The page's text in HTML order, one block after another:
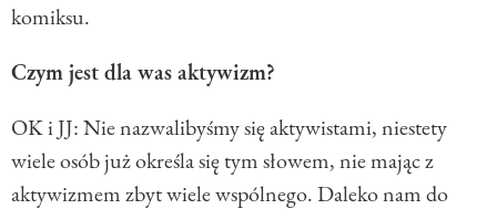
komiksu.
Czym jest dla was aktywizm?
OK i JJ: Nie nazwalibyśmy się aktywistami, niestety
wiele osób już określa się tym słowem, nie mając z
aktywizmem zbyt wiele wspólnego. Daleko nam do